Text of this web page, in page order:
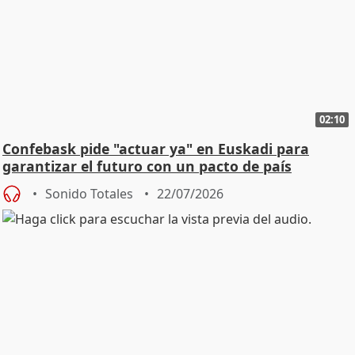
02:10
Confebask pide "actuar ya" en Euskadi para
garantizar el futuro con un pacto de país
Sonido Totales 22/07/2026